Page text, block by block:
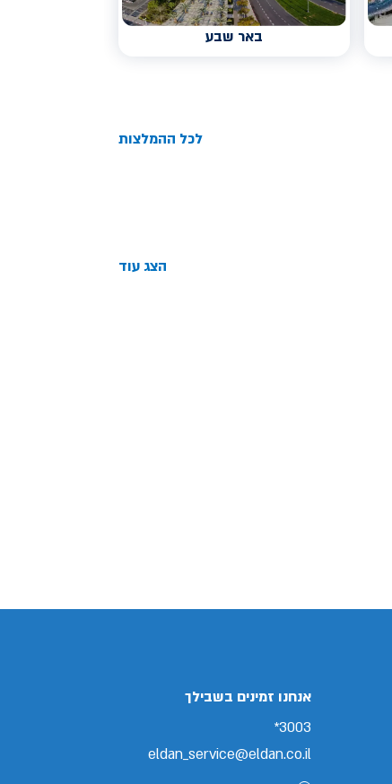
באר שבע
לכל ההמלצות
הצג עוד
אנחנו זמינים בשבילך
3003*
eldan_service@eldan.co.il